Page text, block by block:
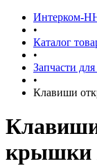
Интерком-
•
Каталог
•
Запчасти
•
Клавиши
крышки